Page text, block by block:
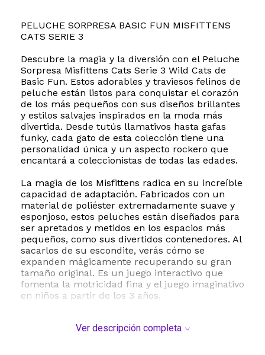
PELUCHE SORPRESA BASIC FUN MISFITTENS
CATS SERIE 3
Descubre la magia y la diversión con el Peluche
Sorpresa Misfittens Cats Serie 3 Wild Cats de
Basic Fun. Estos adorables y traviesos felinos de
peluche están listos para conquistar el corazón
de los más pequeños con sus diseños brillantes
y estilos salvajes inspirados en la moda más
divertida. Desde tutús llamativos hasta gafas
funky, cada gato de esta colección tiene una
personalidad única y un aspecto rockero que
encantará a coleccionistas de todas las edades.
La magia de los Misfittens radica en su increíble
capacidad de adaptación. Fabricados con un
material de poliéster extremadamente suave y
esponjoso, estos peluches están diseñados para
ser apretados y metidos en los espacios más
pequeños, como sus divertidos contenedores. Al
sacarlos de su escondite, verás cómo se
expanden mágicamente recuperando su gran
tamaño original. Es un juego interactivo que
fomenta la motricidad fina y el juego imaginativo
en niños a partir de los 3 años.
para coleccionar. Cada paquete incluye un
Ver descripción completa